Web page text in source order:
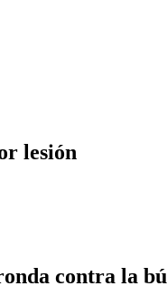
lesión
contra la